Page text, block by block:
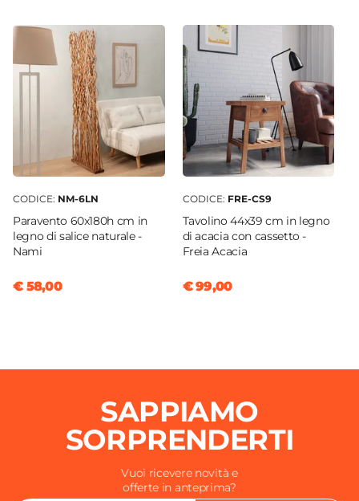
CODICE: NM-6LN
Paravento 60x180h cm in
legno di salice naturale -
Nami
€ 58,00
CODICE: FRE-CS9
Tavolino 44x39 cm in legno
di acacia con cassetto -
Freia Acacia
€ 99,00
SAPPIAMO
SORPRENDERTI
Vuoi ricevere novità e
offerte in anteprima?